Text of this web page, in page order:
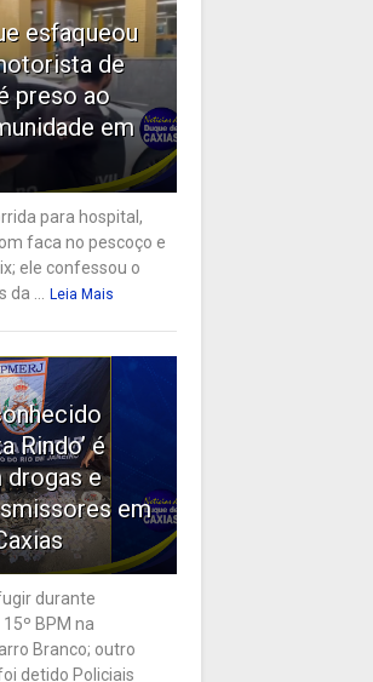
esfaqueou
de
preso ao
em
para hospital,
faca no pescoço e
ele confessou o
...
Leia Mais
Rindo’ é
drogas e
em
durante
BPM na
Branco; outro
detido Policiais